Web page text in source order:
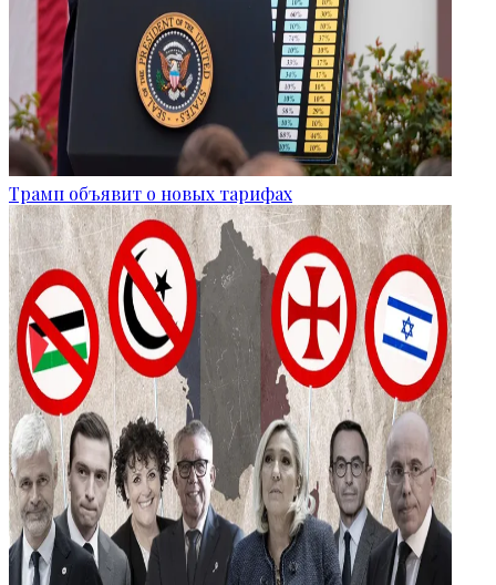
Трамп объявит о новых тарифах